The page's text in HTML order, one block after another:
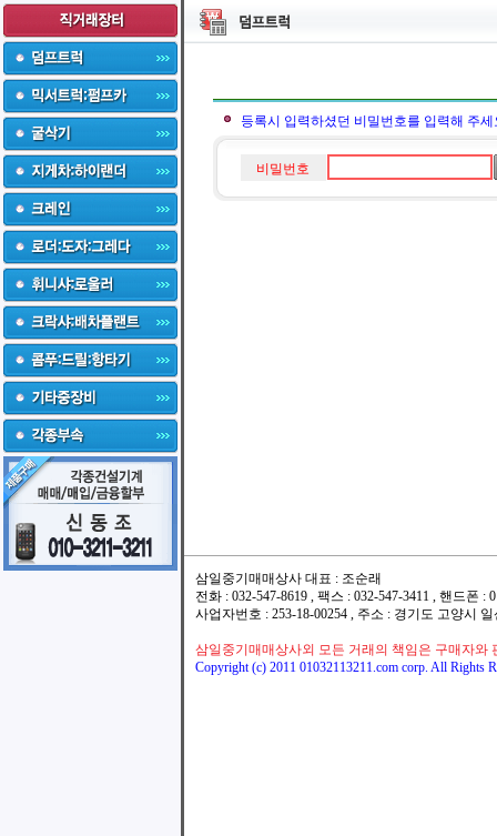
등록시 입력하셨던 비밀번호를 입력해 주세
비밀번호
삼일중기매매상사 대표 : 조순래
전화 : 032-547-8619 , 팩스 : 032-547-3411 , 핸드폰
사업자번호 : 253-18-00254 , 주소 : 경기도 고양시
삼일중기매매상사외 모든 거래의 책임은 구매자와
Copyright (c) 2011 01032113211.com corp. All Rights